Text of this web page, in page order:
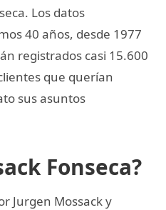
Los datos
40 años, desde 1977
registrados casi 15.600
que querían
sus asuntos
Fonseca?
Jurgen Mossack y